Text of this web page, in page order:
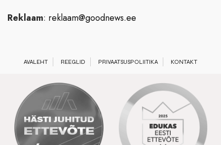
Reklaam: reklaam@goodnews.ee
AVALEHT REEGLID PRIVAATSUSPOLIITIKA KONTAKT